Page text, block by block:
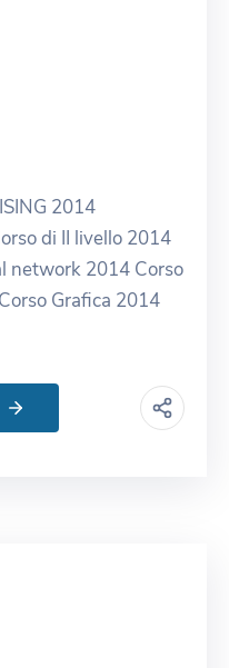
2014
di II livello 2014
network 2014 Corso
Grafica 2014